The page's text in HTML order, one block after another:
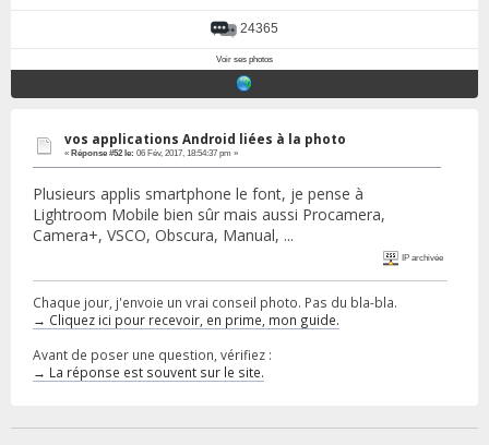
24365
Voir ses photos
vos applications Android liées à la photo
« Réponse #52 le: 06 Fév, 2017, 18:54:37 pm »
Plusieurs applis smartphone le font, je pense à
Lightroom Mobile bien sûr mais aussi Procamera,
Camera+, VSCO, Obscura, Manual, ...
IP archivée
Chaque jour, j'envoie un vrai conseil photo. Pas du bla-bla.
→ Cliquez ici pour recevoir, en prime, mon guide.
Avant de poser une question, vérifiez :
→ La réponse est souvent sur le site.